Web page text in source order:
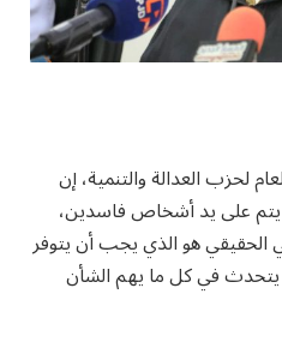
لحزب العدالة والتنمية، إن
يتم على يد أشخاص فاسدين،
هو الذي يجب أن يتوفر
يتحدث في كل ما يهم الشأن